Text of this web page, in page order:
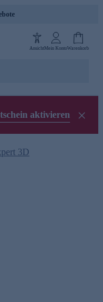
AnsichtMein KontoWarenkorb
aktivieren
3D